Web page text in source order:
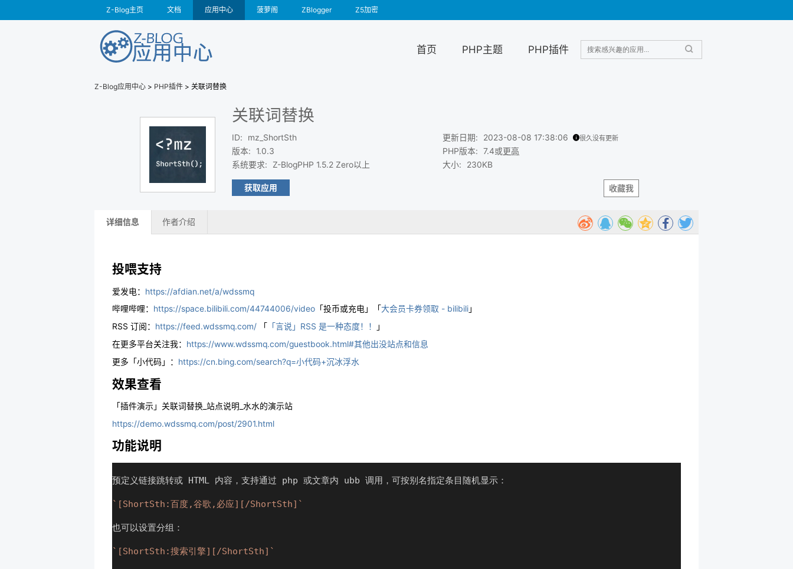
Z-Blog主页 文档 应用中心 菠萝阁 ZBlogger Z5加密
首页 PHP主题 PHP插件
Z-Blog应用中心 > PHP插件 > 关联词替换
关联词替换
ID:
mz_ShortSth
版本:
1.0.3
系统要求: Z-BlogPHP 1.5.2 Zero以上
更新日期: 2023-08-08 17:38:06 很久没有更新
PHP版本: 7.4或更高
大小: 230KB
收藏我
获取应用
详细信息 作者介绍
投喂支持
爱发电： https://afdian.net/a/wdssmq
哔哩哔哩： https://space.bilibili.com/44744006/video 「投币或充电」「 大会员卡券领取 - bilibili」
RSS 订阅： https://feed.wdssmq.com/ 「 「言说」RSS 是一种态度！！
」
在更多平台关注我： https://www.wdssmq.com/guestbook.html#其他出没站点和信息
更多「小代码」： https://cn.bing.com/search?q=小代码+沉冰浮水
效果查看
「插件演示」关联词替换_站点说明_水水的演示站
https://demo.wdssmq.com/post/2901.html
功能说明
预定义链接跳转或 HTML 内容，支持通过 php 或文章内 ubb 调用，可按别名指定条目随机显示：
`[ShortSth:百度,谷歌,必应][/ShortSth]`
也可以设置分组：
`[ShortSth:搜索引擎][/ShortSth]`